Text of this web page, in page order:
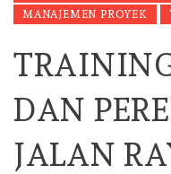
MANAJEMEN PROYEK
DAN
JALAN